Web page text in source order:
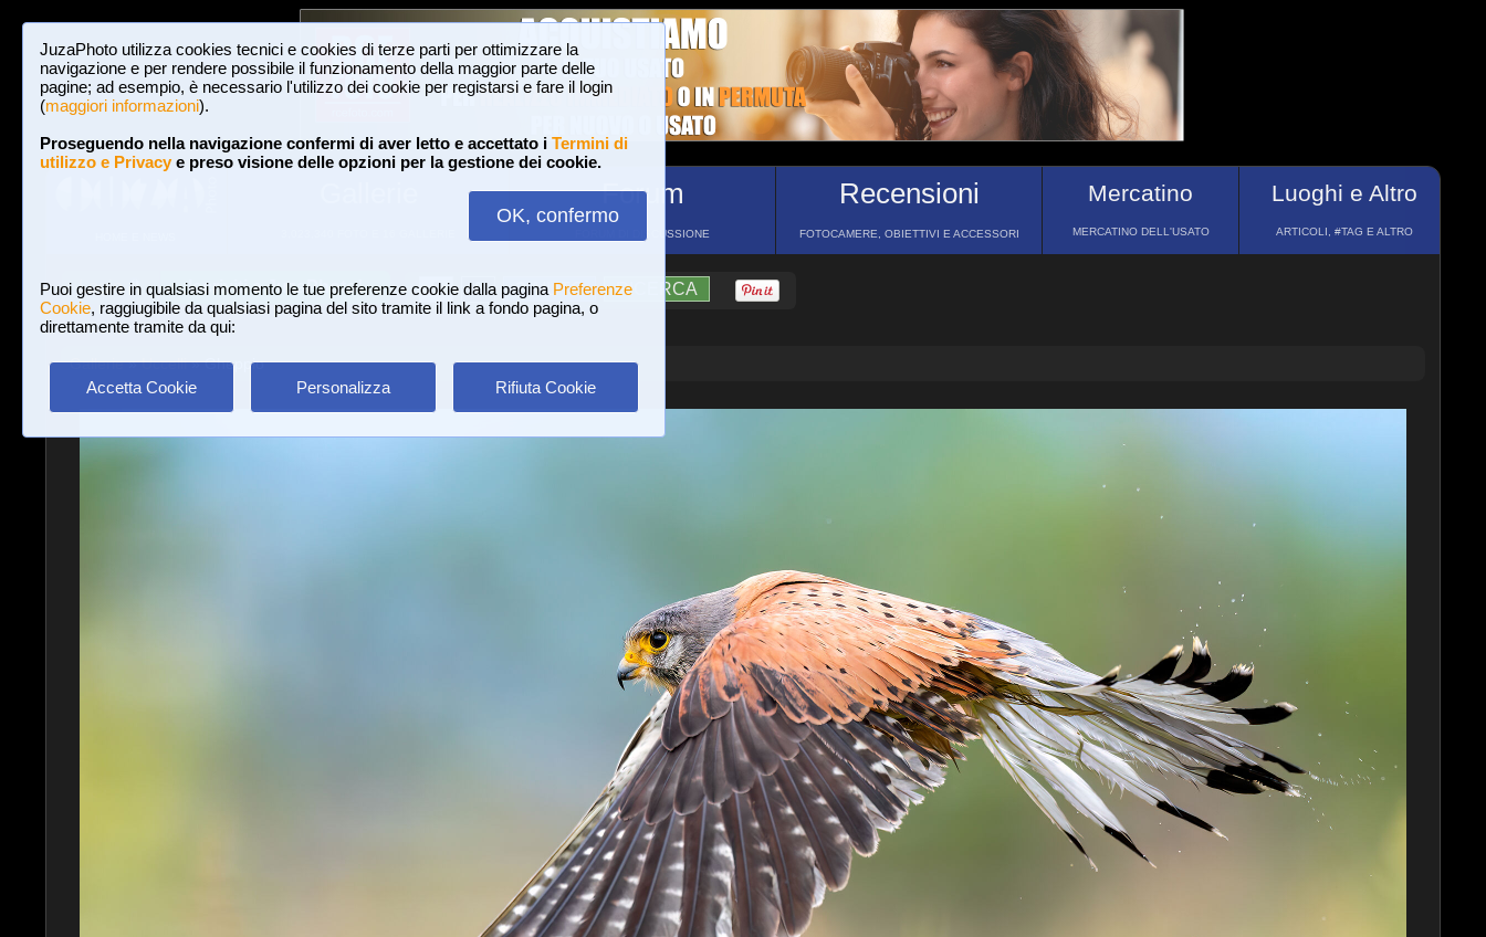
JuzaPhoto utilizza cookies tecnici e cookies di terze parti per ottimizzare la
navigazione e per rendere possibile il funzionamento della maggior parte delle
pagine; ad esempio, è necessario l'utilizzo dei cookie per registarsi e fare il login
(maggiori informazioni).
Proseguendo nella navigazione confermi di aver letto e accettato i Termini di
utilizzo e Privacye preso visione delle opzioni per la gestione dei cookie.
OK, confermo
Puoi gestire in qualsiasi momento le tue preferenze cookie dalla pagina Preferenze
Cookie, raggiugibile da qualsiasi pagina del sito tramite il link a fondo pagina, o
direttamente tramite da qui:
Accetta Cookie Personalizza Rifiuta Cookie
Forum
FORUM DI DISCUSSIONE
Recensioni
FOTOCAMERE, OBIETTIVI E ACCESSORI
Mercatino
MERCATINO DELL'USATO
Luoghi e Altro
ARTICOLI, #TAG E ALTRO
Login Iscriviti a JuzaPhoto! A A ?AIUTO RICERCA
Gallerie»Uccelli» Gheppio